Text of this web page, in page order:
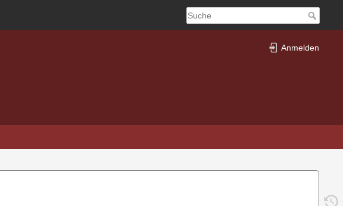
Anmelden